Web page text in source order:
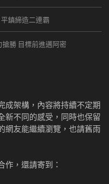
鎮締造二連霸
搶勝 目標前進邁阿密
成架構，內容將持續不定期
新不同的感受，同時也保留
網友能繼續瀏覽，也請舊雨
作，還請寄到：